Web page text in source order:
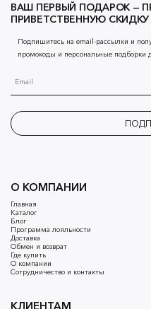
О КОМПАНИИ
Главная
Каталог
Блог
Программа лояльности
Доставка
Обмен и возврат
Где купить
О компании
Сотрудничество и контакты
КЛИЕНТАМ
ВАШ ПЕРВЫЙ ПОДАРОК —
ПРИВЕТСТВЕННУЮ СКИДКУ
Подпишитесь на email-рассылки и
промокоды и персональные подборки